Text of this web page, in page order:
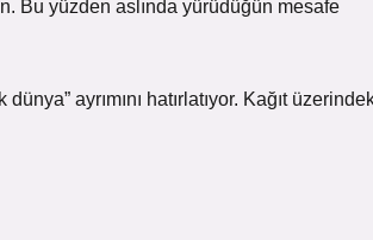
Bu yüzden aslında yürüdüğün mesafe
ayrımını hatırlatıyor. Kağıt